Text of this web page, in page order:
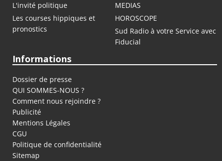
L'invité politique
MEDIAS
Les courses hippiques et
pronostics
HOROSCOPE
Sud Radio à votre Service avec
Fiducial
Informations
Dossier de presse
QUI SOMMES-NOUS ?
Comment nous rejoindre ?
Publicité
Mentions Légales
CGU
Politique de confidentialité
Sitemap